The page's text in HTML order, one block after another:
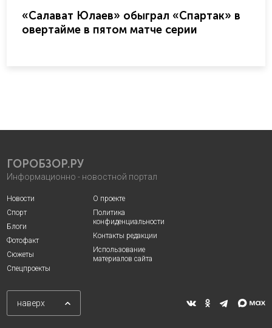
«Салават Юлаев» обыграл «Спартак» в
овертайме в пятом матче серии
ГОРОБЗОР.РУ
Информационно - новостной портал
Новости
Спорт
Блоги
Фотофакт
Сюжеты
Спецпроекты
О проекте
Политика
конфиденциальности
Контакты редакции
Использование
материалов сайта
наверх